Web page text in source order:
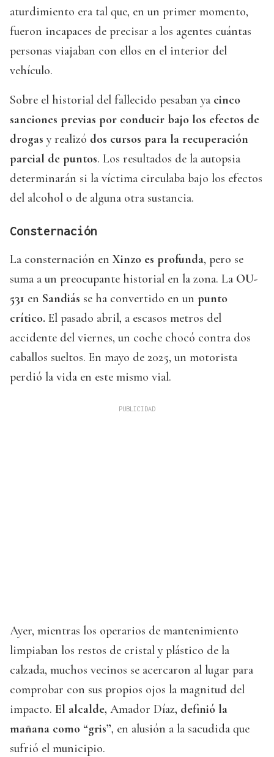
aturdimiento era tal que, en un primer momento,
fueron incapaces de precisar a los agentes cuántas
personas viajaban con ellos en el interior del
vehículo.
Sobre el historial del fallecido pesaban ya cinco
sanciones previas por conducir bajo los efectos de
drogas y realizó dos cursos para la recuperación
parcial de puntos. Los resultados de la autopsia
determinarán si la víctima circulaba bajo los efectos
del alcohol o de alguna otra sustancia.
Consternación
La consternación en Xinzo es profunda, pero se
suma a un preocupante historial en la zona. La OU-
531 en Sandiás se ha convertido en un punto
crítico. El pasado abril, a escasos metros del
accidente del viernes, un coche chocó contra dos
caballos sueltos. En mayo de 2025, un motorista
perdió la vida en este mismo vial.
Ayer, mientras los operarios de mantenimiento
limpiaban los restos de cristal y plástico de la
calzada, muchos vecinos se acercaron al lugar para
comprobar con sus propios ojos la magnitud del
impacto. El alcalde, Amador Díaz, definió la
mañana como “gris”, en alusión a la sacudida que
sufrió el municipio.